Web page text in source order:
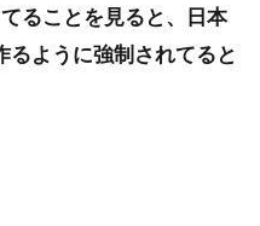
ることを見ると、日本
るように強制されてると